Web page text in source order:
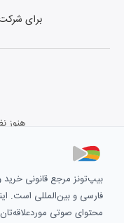
برای شرکت
هنوز
بیپ‌تونز مرجع قانونی
فارسی و بین‌المللی است.
محتوای صوتی